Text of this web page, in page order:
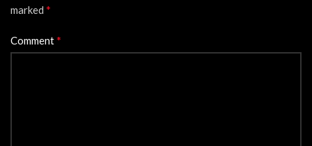
marked *
Comment*